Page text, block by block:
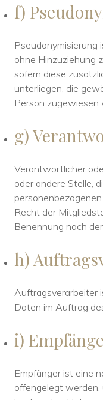
f)
Pseudonymisierung
ohne Hinzuziehung
sofern diese
unterliegen, die
Person zugewiesen
g)
Verantwortlicher
oder andere Stelle,
Recht der
Benennung nach
h)
Auftragsverarbeiter
Daten im Auftrag
i)
Empfänger ist eine
offengelegt werden,